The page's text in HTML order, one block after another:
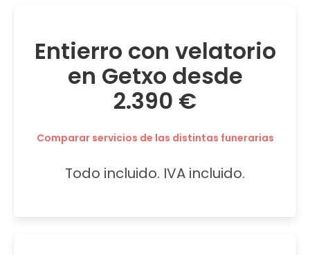
Entierro con velatorio
en Getxo desde
2.390 €
Comparar servicios de las distintas funerarias
Todo incluido. IVA incluido.